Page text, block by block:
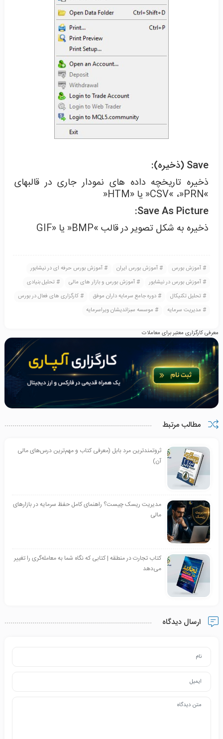
Save (ذخیره):
ذخیره تاریخچه داده های نمودار جاری در قالبهای
»CSV« ،»PRN« یا «HTM«
Save As Picture:
ذخیره به شکل تصویر در قالب »BMP« یا «GIF
آموزش بورس آموزش بورس ایران
آموزش بورس حرفه ای در نیشابور
آموزش بورس در نیشابور
آموزش بورس و بازار های مالی
تحلیل بنیادی
تحلیل تکنیکال
دوره جامع سرمایه داران موفق
کارگزاری های فعال در بورس
مدیریت سرمایه
موسسه سبزاندیشان ویراسرمایه
معرفی کارگزاری معتبر برای معاملات
مطالب مرتبط
ثروتمندترین مرد بابل (معرفی کتاب و مهم‌ترین درس‌های مالی
آن)
مدیریت ریسک چیست؟ راهنمای کامل حفظ سرمایه در بازارهای
مالی
کتاب تجارت در منطقه | کتابی که نگاه شما به معامله‌گری را تغییر
می‌دهد
ارسال دیدگاه